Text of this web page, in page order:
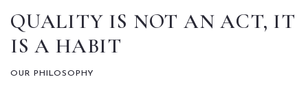
ENGAGEMENTS
QUALITY IS NOT AN ACT, IT
IS A HABIT
OUR PHILOSOPHY